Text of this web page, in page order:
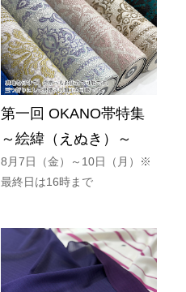
第一回 OKANO帯特集
～絵緯（えぬき）～
8月7日（金）～10日（月）※
最終日は16時まで